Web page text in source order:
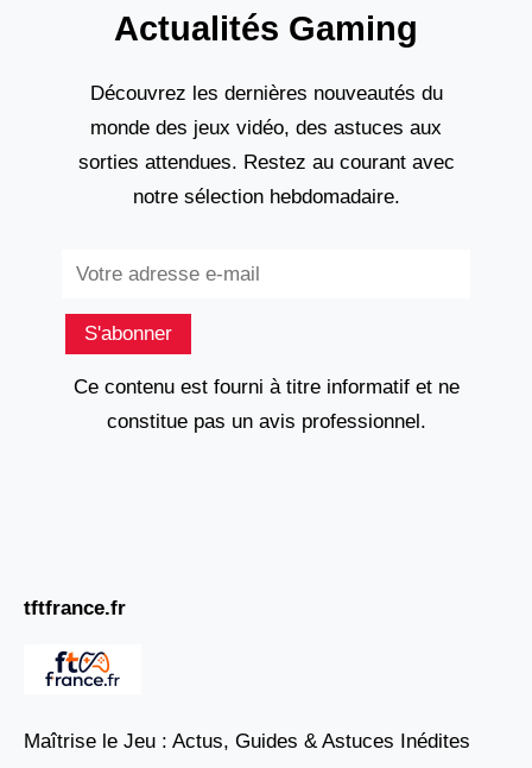
Actualités Gaming
Découvrez les dernières nouveautés du
monde des jeux vidéo, des astuces aux
sorties attendues. Restez au courant avec
notre sélection hebdomadaire.
S'abonner
Ce contenu est fourni à titre informatif et ne
constitue pas un avis professionnel.
tftfrance.fr
Maîtrise le Jeu : Actus, Guides & Astuces Inédites